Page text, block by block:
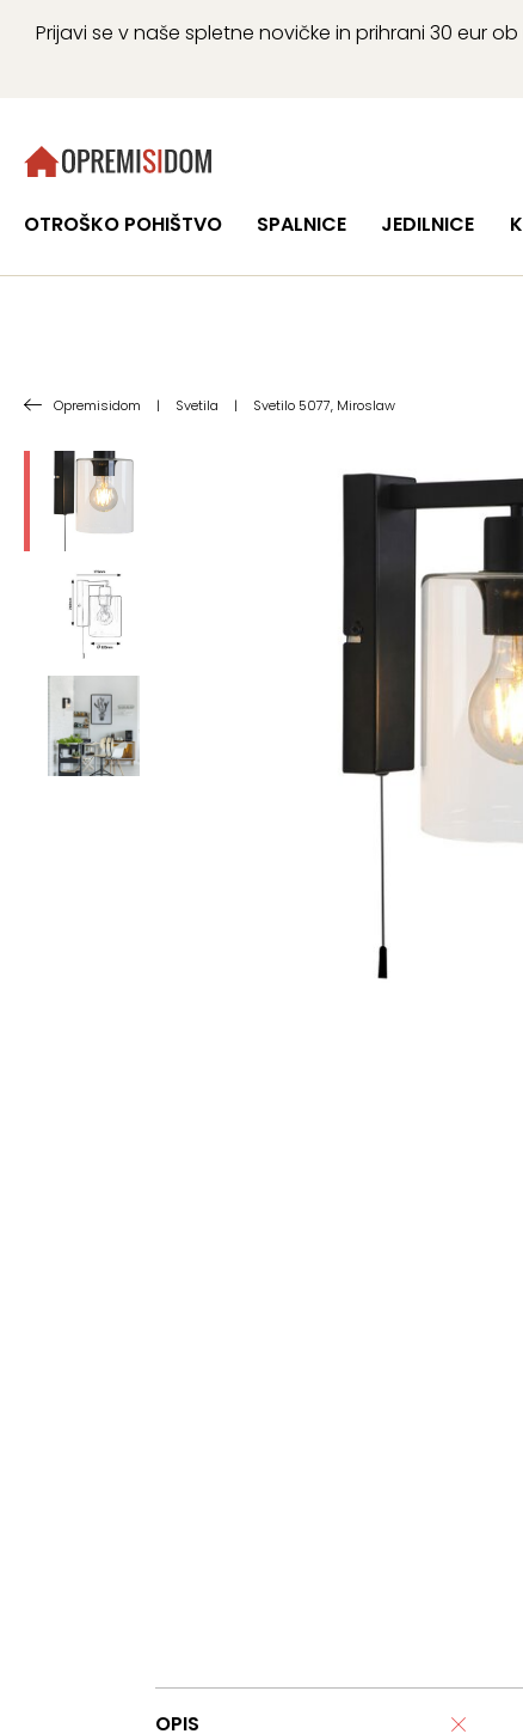
Prijavi se v naše spletne novičke in prihrani 30 eur
OTROŠKO POHIŠTVO SPALNICE JEDILNICE
Opremisidom | Svetila | Svetilo 5077, Miroslaw
OPIS